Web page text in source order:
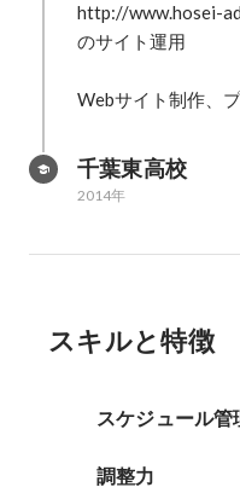
http://www.hosei-
のサイト運用
Webサイト制作、
千葉東高校
2014年
スキルと特徴
スケジュール管
調整力